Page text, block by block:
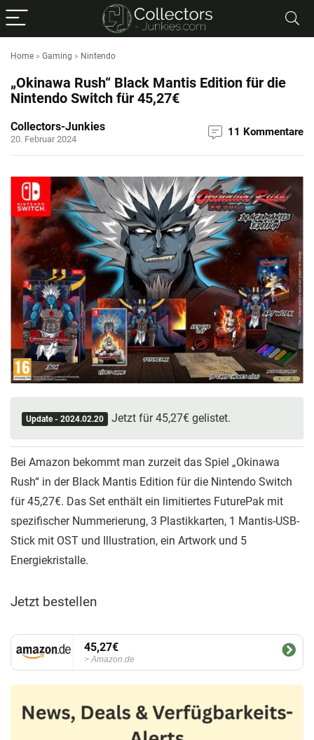
Home » Gaming » Nintendo
„Okinawa Rush“ Black Mantis Edition für die
Nintendo Switch für 45,27€
Collectors-Junkies
20. Februar 2024
11 Kommentare
Update - 2024.02.20 Jetzt für 45,27€ gelistet.
Bei Amazon bekommt man zurzeit das Spiel „Okinawa
Rush“ in der Black Mantis Edition für die Nintendo Switch
für 45,27€. Das Set enthält ein limitiertes FuturePak mit
spezifischer Nummerierung, 3 Plastikkarten, 1 Mantis-USB-
Stick mit OST und Illustration, ein Artwork und 5
Energiekristalle.
Jetzt bestellen
45,27€
Amazon.de